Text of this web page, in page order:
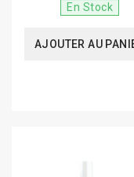
En Stock
AJOUTER AU